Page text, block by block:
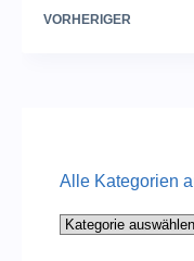
VORHERIGER
Alle Kategorien
Alle